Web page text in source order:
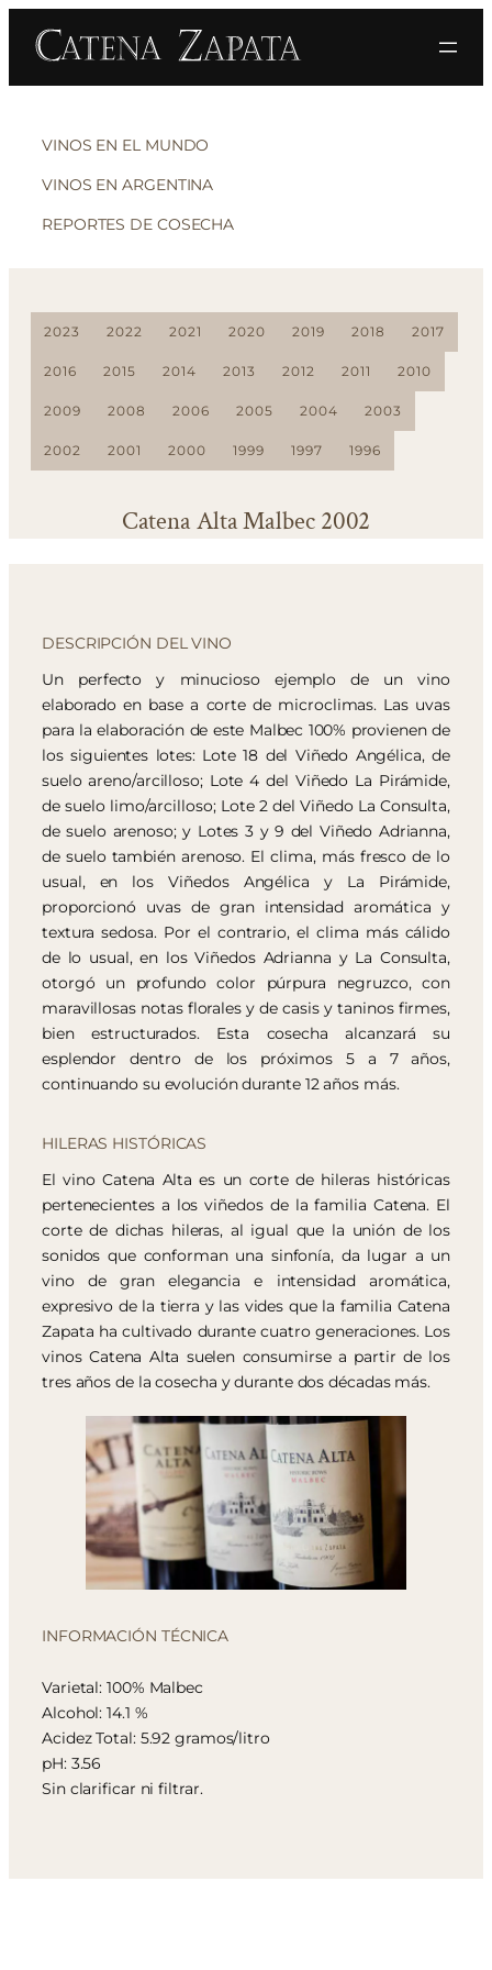
VINOS EN EL MUNDO
VINOS EN ARGENTINA
REPORTES DE COSECHA
2023 2022 2021 2020 2019 2018 2017
2016 2015 2014 2013 2012 2011 2010
2009 2008 2006 2005 2004 2003
2002 2001 2000 1999 1997 1996
Catena Alta Malbec 2002
DESCRIPCIÓN DEL VINO
Un perfecto y minucioso ejemplo de un vino
elaborado en base a corte de microclimas. Las uvas
para la elaboración de este Malbec 100% provienen de
los siguientes lotes: Lote 18 del Viñedo Angélica, de
suelo areno/arcilloso; Lote 4 del Viñedo La Pirámide,
de suelo limo/arcilloso; Lote 2 del Viñedo La Consulta,
de suelo arenoso; y Lotes 3 y 9 del Viñedo Adrianna,
de suelo también arenoso. El clima, más fresco de lo
usual, en los Viñedos Angélica y La Pirámide,
proporcionó uvas de gran intensidad aromática y
textura sedosa. Por el contrario, el clima más cálido
de lo usual, en los Viñedos Adrianna y La Consulta,
otorgó un profundo color púrpura negruzco, con
maravillosas notas florales y de casis y taninos firmes,
bien estructurados. Esta cosecha alcanzará su
esplendor dentro de los próximos 5 a 7 años,
continuando su evolución durante 12 años más.
HILERAS HISTÓRICAS
El vino Catena Alta es un corte de hileras históricas
pertenecientes a los viñedos de la familia Catena. El
corte de dichas hileras, al igual que la unión de los
sonidos que conforman una sinfonía, da lugar a un
vino de gran elegancia e intensidad aromática,
expresivo de la tierra y las vides que la familia Catena
Zapata ha cultivado durante cuatro generaciones. Los
vinos Catena Alta suelen consumirse a partir de los
tres años de la cosecha y durante dos décadas más.
INFORMACIÓN TÉCNICA
Varietal: 100% Malbec
Alcohol: 14.1 %
Acidez Total: 5.92 gramos/litro
pH: 3.56
Sin clarificar ni filtrar.